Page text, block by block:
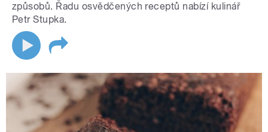
způsobů. Řadu osvědčených receptů nabízí kulinář
Petr Stupka.